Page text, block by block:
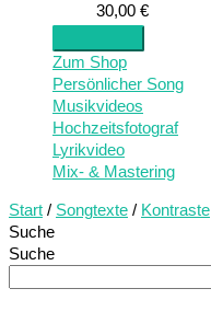
30,00 €
Zum Shop
Persönlicher Song
Musikvideos
Hochzeitsfotograf
Lyrikvideo
Mix- & Mastering
Start / Songtexte / Kontraste
Suche
Suche